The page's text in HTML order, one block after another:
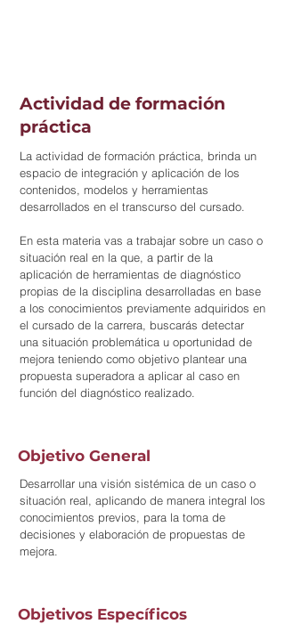
Actividad de formación
práctica
La actividad de formación práctica, brinda un
espacio de integración y aplicación de los
contenidos, modelos y herramientas
desarrollados en el transcurso del cursado.
En esta materia vas a trabajar sobre un caso o
situación real en la que, a partir de la
aplicación de herramientas de diagnóstico
propias de la disciplina desarrolladas en base
a los conocimientos previamente adquiridos en
el cursado de la carrera, buscarás detectar
una situación problemática u oportunidad de
mejora teniendo como objetivo plantear una
propuesta superadora a aplicar al caso en
función del diagnóstico realizado.
Objetivo General
Desarrollar una visión sistémica de un caso o
situación real, aplicando de manera integral los
conocimientos previos, para la toma de
decisiones y elaboración de propuestas de
mejora.
Objetivos Específicos